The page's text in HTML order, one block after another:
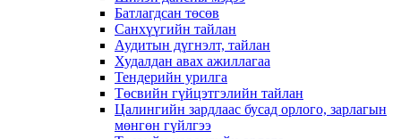
Батлагдсан төсөв
Санхүүгийн тайлан
Аудитын дүгнэлт, тайлан
Худалдан авах ажиллагаа
Тендерийн урилга
Төсвийн гүйцэтгэлийн тайлан
Цалингийн зардлаас бусад орлого, зарлагын
мөнгөн гүйлгээ